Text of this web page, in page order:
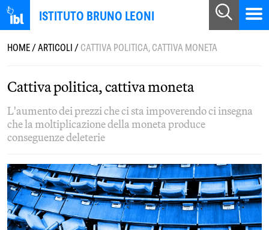
ISTITUTO BRUNO LEONI
HOME/ARTICOLI/CATTIVA POLITICA, CATTIVA MONETA
Cattiva politica, cattiva moneta
L'aumento dei prezzi che ci sta impoverendo ci insegna
che la moltiplicazione della moneta produce
conseguenze deleterie